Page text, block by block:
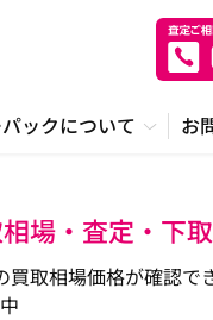
ックについて お
場・査定・下
相場価格が確認でき